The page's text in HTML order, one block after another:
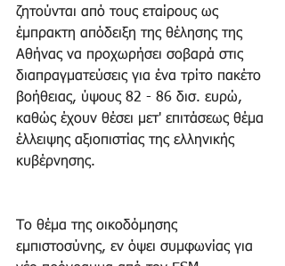
ζητούνται από τους εταίρους ως
έμπρακτη απόδειξη της θέλησης της
Αθήνας να προχωρήσει σοβαρά στις
διαπραγματεύσεις για ένα τρίτο πακέτο
βοήθειας, ύψους 82 - 86 δισ. ευρώ,
καθώς έχουν θέσει μετ' επιτάσεως θέμα
έλλειψης αξιοπιστίας της ελληνικής
κυβέρνησης.
Το θέμα της οικοδόμησης
εμπιστοσύνης, εν όψει συμφωνίας για